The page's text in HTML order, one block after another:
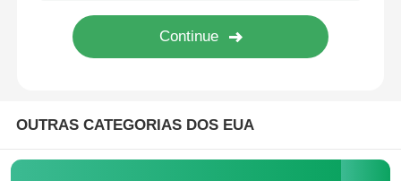
OUTRAS CATEGORIAS DOS EUA